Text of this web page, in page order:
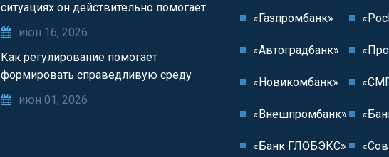
ситуациях он действительно помогает
июн 16, 2026
Как регулирование помогает
формировать справедливую среду
июн 01, 2026
«Газпромбанк»
«Автоградбанк»
«Новикомбанк»
«Внешпромбанк»
«Банк ГЛОБЭКС»